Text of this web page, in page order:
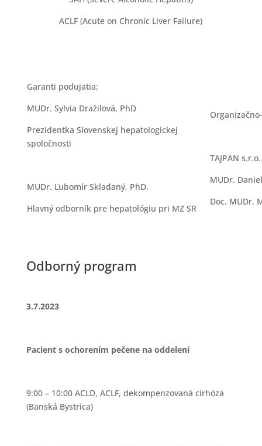
ACLF (Acute on Chronic Liver Failure)
Garanti podujatia:
MUDr. Sylvia Dražilová, PhD
Prezidentka Slovenskej hepatologickej
spoločnosti
MUDr. Ľubomír Skladaný, PhD.
Hlavný odborník pre hepatológiu pri MZ SR
TAJPAN s.r.o.
MUDr.
Doc. MUDr.
Odborný program
3.7.2023
Pacient s ochorením pečene na oddelení
9:00 – 10:00 ACLD, ACLF, dekompenzovaná cirhóza
(Banská Bystrica)